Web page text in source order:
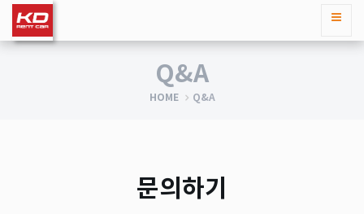
Q&A
HOME Q&A
문의하기